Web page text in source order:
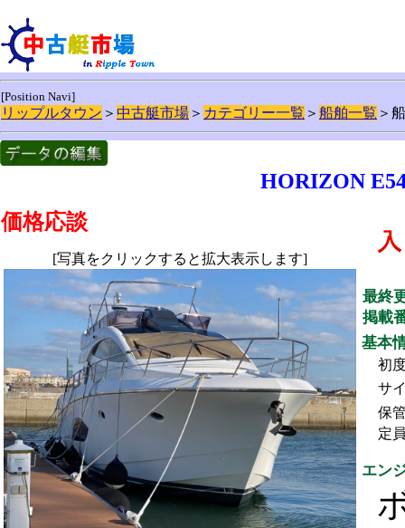
[Position Navi]
リップルタウン ＞ 中古艇市場 ＞ カテゴリー一覧 ＞ 船舶一覧 ＞
HORIZON
価格応談
最終
掲載
基本
初
サ
保
定
エン
[写真をクリックすると拡大表示します]